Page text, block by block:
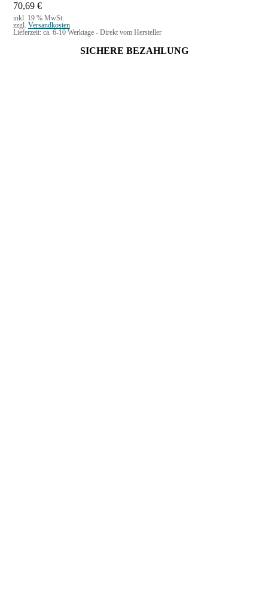
70,69 €
inkl. 19 % MwSt.
zzgl. Versandkosten
Lieferzeit: ca. 6-10 Werktage - Direkt vom Hersteller
SICHERE BEZAHLUNG